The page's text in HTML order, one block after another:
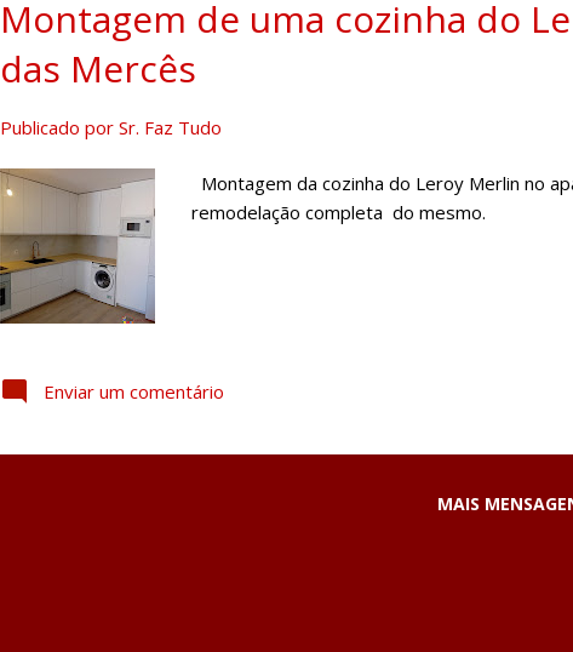
Montagem de uma cozinha do
das Mercês
Publicado por Sr. Faz Tudo
Montagem da cozinha do Leroy Merlin no
remodelação completa do mesmo.
Enviar um comentário
MAIS